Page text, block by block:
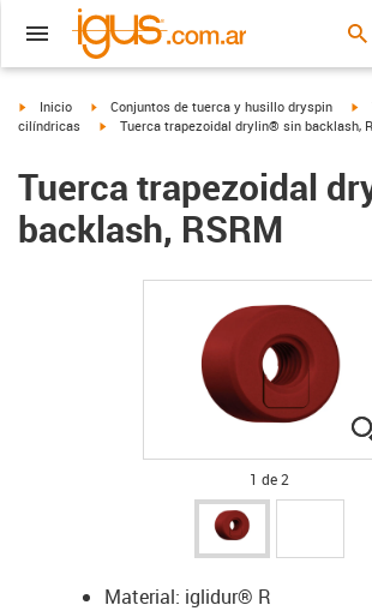
igus-icon-arrow-right
Inicio igus-icon-arrow-right
Conjuntos de tuerca y husillo dryspin
cilíndricas
igus-icon-arrow-right
Tuerca trapezoidal drylin® sin backlash,
Tuerca trapezoidal
backlash, RSRM
1 de 2
Material: iglidur® R